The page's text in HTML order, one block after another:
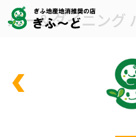
バー＆ダイニング